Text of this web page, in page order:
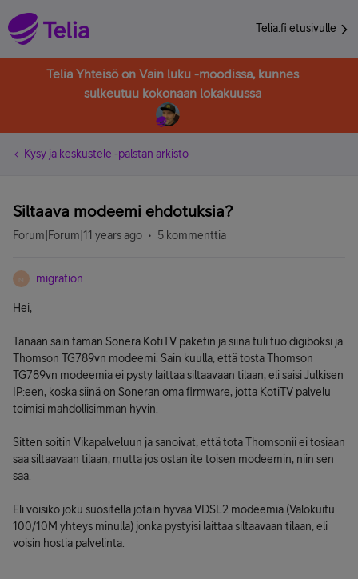
Telia.fi etusivulle
Telia Yhteisö on Vain luku -moodissa, kunnes
sulkeutuu kokonaan lokakuussa
Kysy ja keskustele -palstan arkisto
Siltaava modeemi ehdotuksia?
Forum|Forum|11 years ago 5 kommenttia
M migration
Hei,
Tänään sain tämän Sonera KotiTV paketin ja siinä tuli tuo digiboksi ja
Thomson TG789vn modeemi. Sain kuulla, että tosta Thomson
TG789vn modeemia ei pysty laittaa siltaavaan tilaan, eli saisi Julkisen
IP:een, koska siinä on Soneran oma firmware, jotta KotiTV palvelu
toimisi mahdollisimman hyvin.
Sitten soitin Vikapalveluun ja sanoivat, että tota Thomsonii ei tosiaan
saa siltaavaan tilaan, mutta jos ostan ite toisen modeemin, niin sen
saa.
Eli voisiko joku suositella jotain hyvää VDSL2 modeemia (Valokuitu
100/10M yhteys minulla) jonka pystyisi laittaa siltaavaan tilaan, eli
voisin hostia palvelinta.